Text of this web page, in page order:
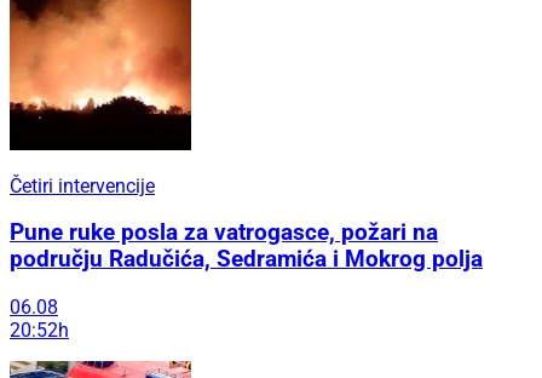
Četiri intervencije
Pune ruke posla za vatrogasce, požari na
području Radučića, Sedramića i Mokrog polja
06.08
20:52h